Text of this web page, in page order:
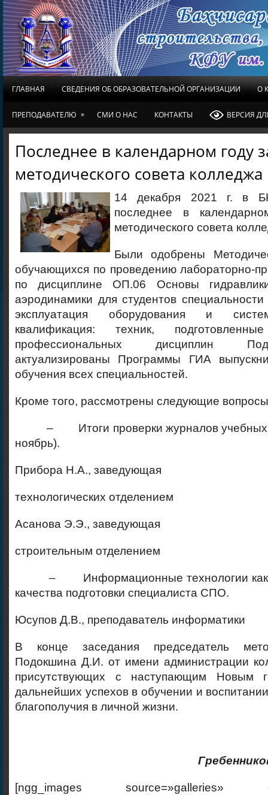
ГЛАВНАЯ СВЕДЕНИЯ ОБ ОБРАЗОВАТЕЛЬНОЙ ОРГАНИЗАЦИИ О
ПРЕПОДАВАТЕЛЮ » СМИ О НАС КОНТАКТЫ ВЕРСИЯ
Последнее в календарном году
методического совета колледжа
14 декабря 2021 г. в
последнее в
методического совета
Были одобрены
обучающихся по проведению лабораторно-
по дисциплине ОП.06 Основы
аэродинамики для студентов
эксплуатация оборудования и
квалификация: техник,
профессиональных дисциплин
актуализированы Программы ГИА
обучения всех специальностей.
Кроме того, рассмотрены следующие
– Итоги проверки журналов учебных
ноябрь).
Прибора Н.А., заведующая
технологических отделением
Асанова Э.Э., заведующая
строительным отделением
– Информационные технологии как
качества подготовки специалиста СПО.
Юсупов Д.В., преподаватель информатики
В конце заседания председатель
Подокшина Д.И. от имени администрации
присутствующих с наступающим Новым
дальнейших успехов в обучении и
благополучия в личной жизни.
[ngg_images source=»galleries»